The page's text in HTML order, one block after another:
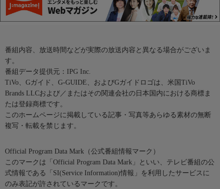
番組内容、放送時間などが実際の放送内容と異なる場合がございま
す。
番組データ提供元：IPG Inc.
TiVo、Gガイド、G-GUIDE、およびGガイドロゴは、米国TiVo
Brands LLCおよび／またはその関連会社の日本国内における商標ま
たは登録商標です。
このホームページに掲載している記事・写真等あらゆる素材の無断
複写・転載を禁じます。
Official Program Data Mark（公式番組情報マーク）
このマークは「Official Program Data Mark」といい、テレビ番組の公
式情報である「SI(Service Information)情報」を利用したサービスに
のみ表記が許されているマークです。